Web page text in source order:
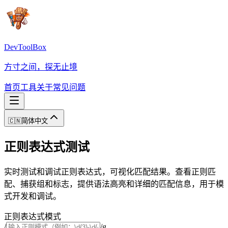
DevToolBox
方寸之间，探无止境
首页工具关于常见问题
🇨🇳简体中文
正则表达式测试
实时测试和调试正则表达式，可视化匹配结果。查看正则匹
配、捕获组和标志，提供语法高亮和详细的匹配信息，用于模
式开发和调试。
正则表达式模式